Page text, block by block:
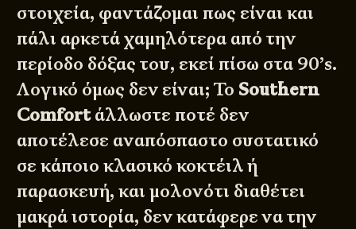
στοιχεία, φαντάζομαι πως είναι και
πάλι αρκετά χαμηλότερα από την
περίοδο δόξας του, εκεί πίσω στα 90’s.
Λογικό όμως δεν είναι; Το Southern
Comfortάλλωστε ποτέ δεν
αποτέλεσε αναπόσπαστο συστατικό
σε κάποιο κλασικό κοκτέιλ ή
παρασκευή, και μολονότι διαθέτει
μακρά ιστορία, δεν κατάφερε να την